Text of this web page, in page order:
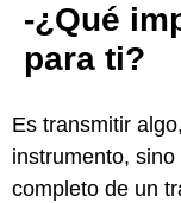
-¿Qué
para ti?
Es transmitir
instrumento,
completo de un